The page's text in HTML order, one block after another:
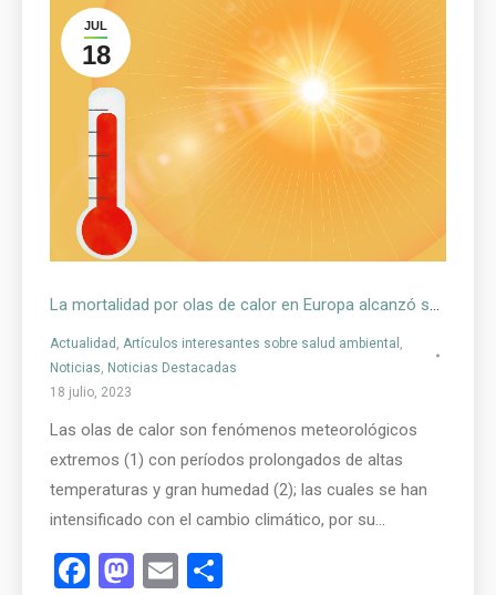
JUL
18
La mortalidad por olas de calor en Europa alcanzó su valor máximo en el verano de 2022
Actualidad Artículos interesantes sobre salud ambiental
Noticias Noticias Destacadas
18 julio, 2023
Las olas de calor son fenómenos meteorológicos
extremos (1) con períodos prolongados de altas
temperaturas y gran humedad (2); las cuales se han
intensificado con el cambio climático, por su…
Facebook
Mastodon
Email